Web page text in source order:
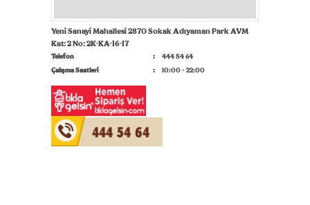
Yeni Sanayi Mahallesi 2870 Sokak Adıyaman Park AVM
Kat: 2 No: 2K-KA-16-17
Telefon
444 54 64
Çalışma Saatleri
10:00 - 22:00
444 54 64